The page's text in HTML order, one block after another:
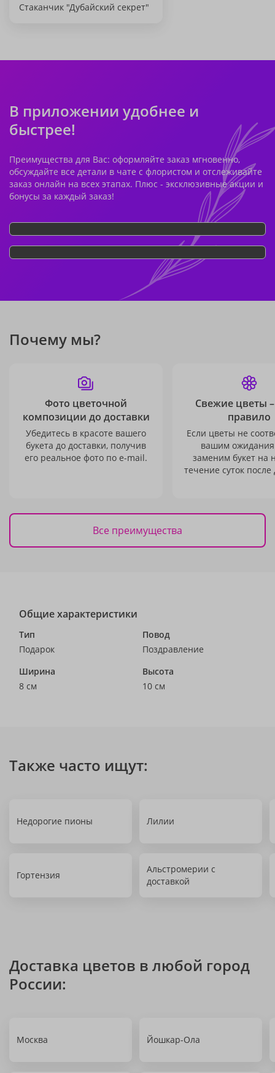
Стаканчик "Дубайский секрет"
В приложении удобнее и
быстрее!
Преимущества для Вас: оформляйте заказ мгновенно,
обсуждайте все детали в чате с флористом и отслеживайте
заказ онлайн на всех этапах. Плюс - эксклюзивные акции и
бонусы за каждый заказ!
Почему мы?
Фото цветочной
композиции до доставки
Убедитесь в красоте вашего
букета до доставки, получив
его реальное фото по e-mail.
Свежие цветы
правило
Если цветы не
вашим
заменим букет на
течение суток после
Все преимущества
Общие характеристики
Тип
Подарок
Повод
Поздравление
Ширина
8 см
Высота
10 см
Также часто ищут:
Недорогие пионы Лилии
Гортензия
Альстромерии с
доставкой
Доставка цветов в любой город
России:
Москва Йошкар-Ола